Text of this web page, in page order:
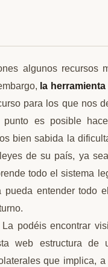
algunos recursos
la
para los que nos
punto es posible
bien sabida la
de su país, ya
todo el sistema
entender todo
La podéis encontrar
web estructura de
que implica,